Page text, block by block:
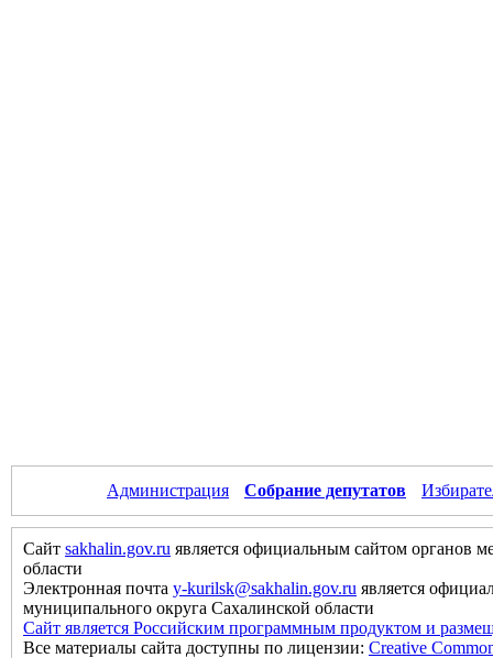
Администрация Собрание депутатов
Сайт sakhalin.gov.ru является официальным сайтом органов
области
Электронная почта y-kurilsk@sakhalin.gov.ru является
муниципального округа Сахалинской области
Сайт является Российским программным продуктом и
Все материалы сайта доступны по лицензии: Creative